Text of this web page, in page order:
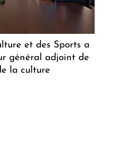
et des Sports a
général adjoint de
la culture